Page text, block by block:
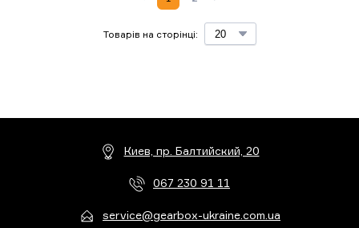
Товарів на сторінці:
Киев, пр. Балтийский, 20
067 230 91 11
service@gearbox-ukraine.com.ua